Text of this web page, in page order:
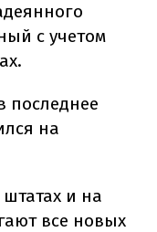
с учетом
последнее
на
и на
все новых